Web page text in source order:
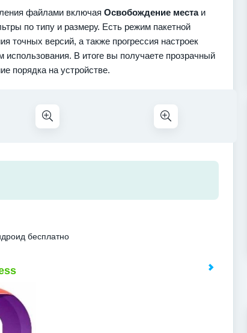
файлами включая Освобождение местаи
по типу и размеру. Есть режим пакетной
точных версий, а также прогрессия настроек
В итоге вы получаете прозрачный
порядка на устройстве.
бесплатно